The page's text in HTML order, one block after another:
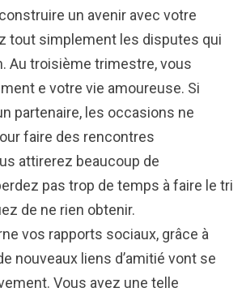
un avenir avec votre
tout simplement les disputes qui
Au troisième trimestre, vous
e votre vie amoureuse. Si
partenaire, les occasions ne
faire des rencontres
attirerez beaucoup de
pas trop de temps à faire le tri
de ne rien obtenir.
vos rapports sociaux, grâce à
nouveaux liens d’amitié vont se
Vous avez une telle